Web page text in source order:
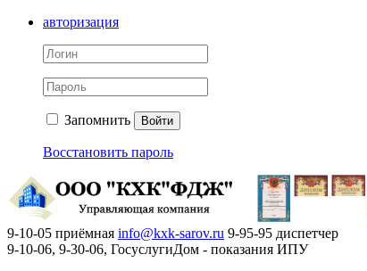
авторизация
Запомнить Войти
Восстановить пароль
9-10-05 приёмная info@kxk-sarov.ru 9-95-95 диспетчер
9-10-06, 9-30-06, ГосуслугиДом - показания ИПУ